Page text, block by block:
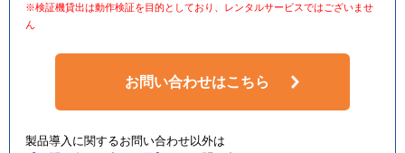
※検証機貸出は動作検証を目的としており、レンタルサービスではございませ
ん
お問い合わせはこちら
製品導入に関するお問い合わせ以外は